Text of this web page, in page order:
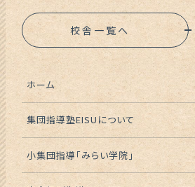
校舎一覧へ
ホーム
集団指導塾EISUについて
小集団指導「みらい学院」